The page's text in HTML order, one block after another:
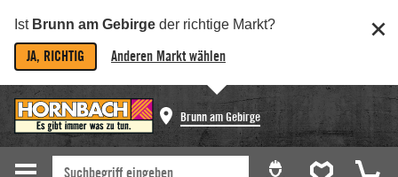
Ist Brunn am Gebirge der richtige Markt?
JA, RICHTIG Anderen Markt wählen
Brunn am Gebirge